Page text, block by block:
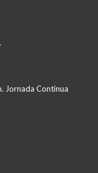
Jornada Continua